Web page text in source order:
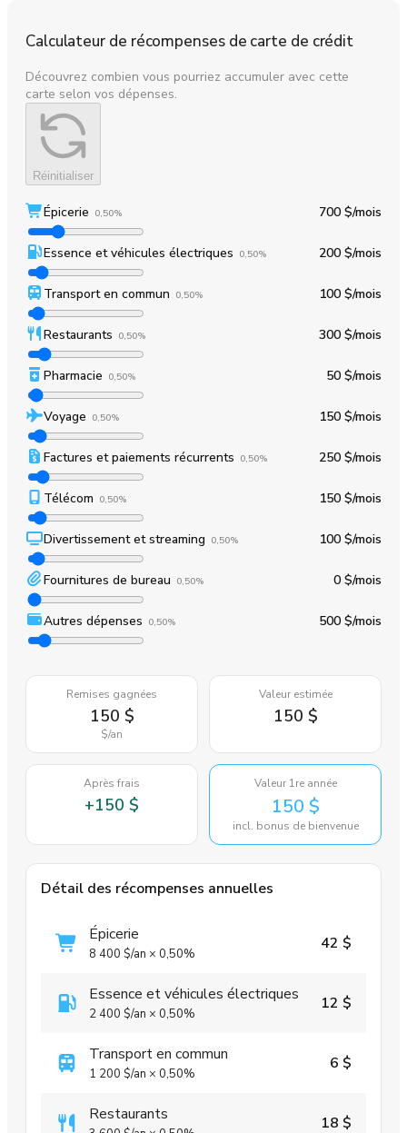
Calculateur de récompenses de carte de crédit
Découvrez combien vous pourriez accumuler avec cette
carte selon vos dépenses.
Réinitialiser
Épicerie 0,50% 700 $/mois
Essence et véhicules électriques 0,50% 200 $/mois
Transport en commun 0,50% 100 $/mois
Restaurants 0,50% 300 $/mois
Pharmacie 0,50% 50 $/mois
Voyage 0,50% 150 $/mois
Factures et paiements récurrents 0,50% 250 $/mois
Télécom 0,50% 150 $/mois
Divertissement et streaming 0,50% 100 $/mois
Fournitures de bureau 0,50% 0 $/mois
Autres dépenses 0,50% 500 $/mois
Remises gagnées
150 $
$/an
Valeur estimée
150 $
Après frais
+150 $
Valeur 1re année
150 $
incl. bonus de bienvenue
Détail des récompenses annuelles
Épicerie
8 400 $/an × 0,50%
42 $
Essence et véhicules électriques
2 400 $/an × 0,50%
12 $
Transport en commun
1 200 $/an × 0,50%
6 $
Restaurants 18 $